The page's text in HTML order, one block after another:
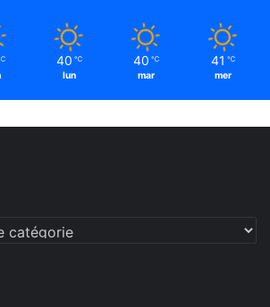
40 ℃
lun
40 ℃
mar
41 ℃
mer